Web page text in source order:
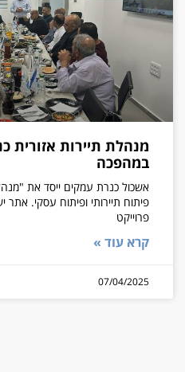
מנהלת תיירות אזורית
במהפכה
אשכול כנרת עמקים ייסד את
פיתוח תיירותי ופיתוח עסקי.
פרוייקט
קרא עוד »
07/04/2025